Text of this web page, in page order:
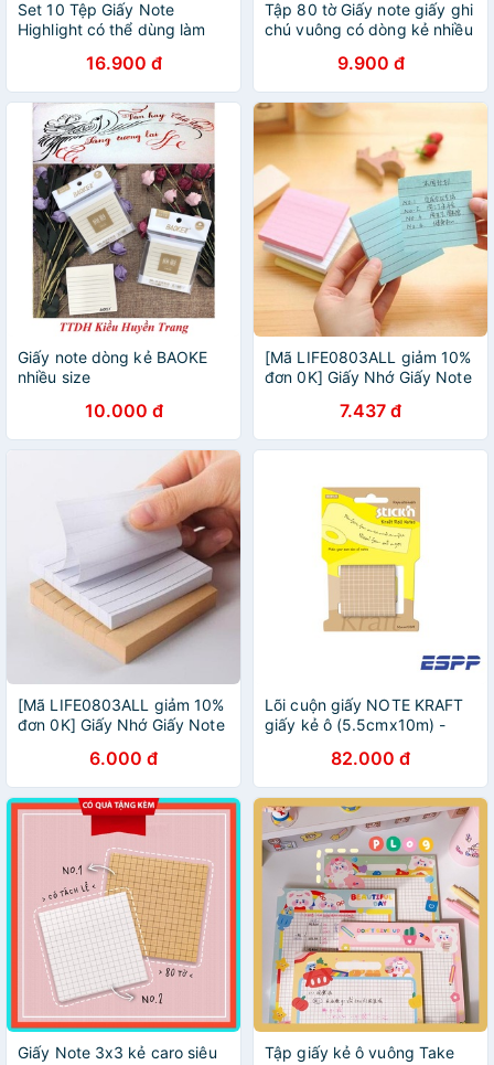
Set 10 Tệp Giấy Note
Highlight có thể dùng làm
16.900 đ
Tập 80 tờ Giấy note giấy ghi
chú vuông có dòng kẻ nhiều
9.900 đ
Giấy note dòng kẻ BAOKE
nhiều size
10.000 đ
[Mã LIFE0803ALL giảm 10%
đơn 0K] Giấy Nhớ Giấy Note
7.437 đ
[Mã LIFE0803ALL giảm 10%
đơn 0K] Giấy Nhớ Giấy Note
6.000 đ
Lõi cuộn giấy NOTE KRAFT
giấy kẻ ô (5.5cmx10m) -
82.000 đ
Giấy Note 3x3 kẻ caro siêu
Tập giấy kẻ ô vuông Take